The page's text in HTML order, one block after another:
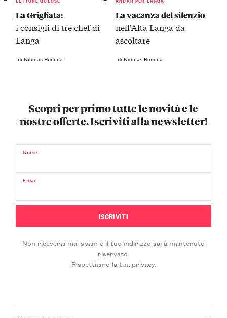
La Grigliata:
i consigli di tre chef di
Langa
di Nicolas Roncea
La vacanza del silenzio
nell'Alta Langa da
ascoltare
di Nicolas Roncea
Scopri per primo tutte le novità e le
nostre offerte. Iscriviti alla newsletter!
Nome
Email
Non riceverai mai spam e il tuo indirizzo sarà mantenuto
riservato.
Rispettiamo la tua privacy.